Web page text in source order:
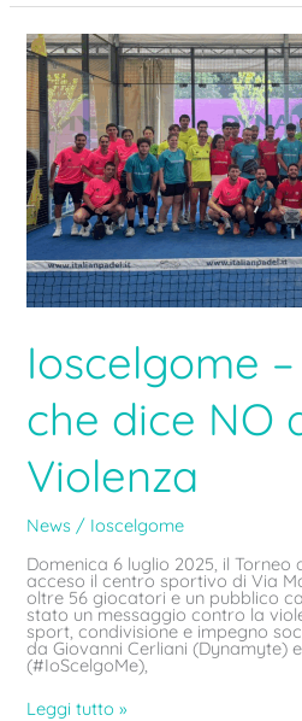
Ioscelgome
che dice NO
Violenza
News / Ioscelgome
Domenica 6 luglio 2025, il Torneo
acceso il centro sportivo di Via
oltre 56 giocatori e un pubblico
stato un messaggio contro la
sport, condivisione e impegno
da Giovanni Cerliani (Dynamyte)
(#IoScelgoMe),
Ioscelgome
–
Il
torneo
che
dice
NO
alla
Violenza
Leggi tutto »